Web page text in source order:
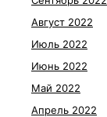
Август 2022
Июль 2022
Июнь 2022
Май 2022
Апрель 2022